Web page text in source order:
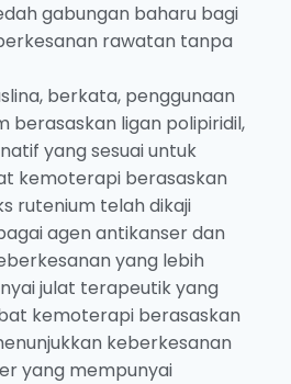
gabungan baharu bagi
rawatan tanpa
berkata, penggunaan
berasaskan ligan polipiridil,
yang sesuai untuk
kemoterapi berasaskan
rutenium telah dikaji
agen antikanser dan
yang lebih
julat terapeutik yang
kemoterapi berasaskan
keberkesanan
yang mempunyai